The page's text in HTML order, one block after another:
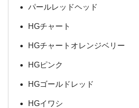
パールレッドヘッド
HGチャート
HGチャートオレンジベリー
HGピンク
HGゴールドレッド
HGイワシ